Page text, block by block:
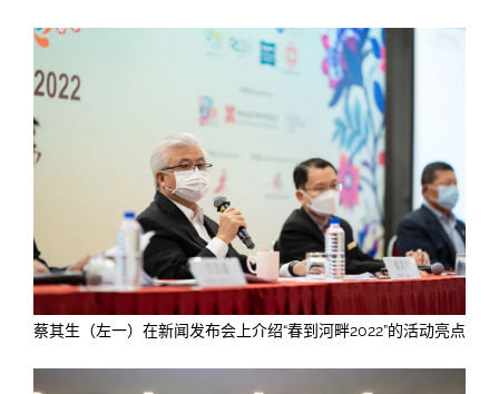
蔡其生（左一）在新闻发布会上介绍“春到河畔2022”的活动亮点